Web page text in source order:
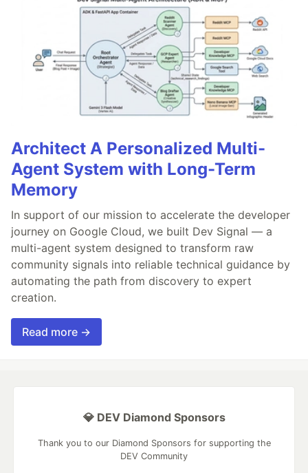
Architect A Personalized Multi-
Agent System with Long-Term
Memory
In support of our mission to accelerate the developer
journey on Google Cloud, we built Dev Signal — a
multi-agent system designed to transform raw
community signals into reliable technical guidance by
automating the path from discovery to expert
creation.
Read more →
💎 DEV Diamond Sponsors
Thank you to our Diamond Sponsors for supporting the
DEV Community